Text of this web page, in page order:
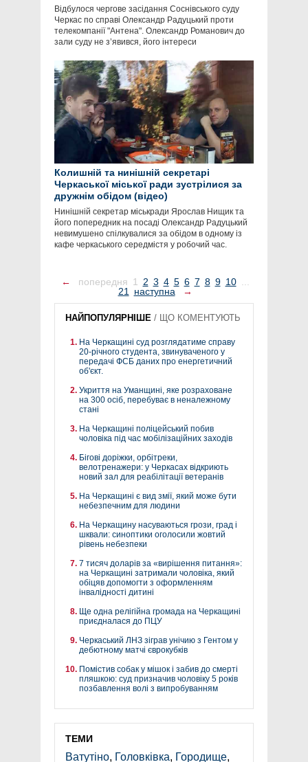
Відбулося чергове засідання Соснівського суду
Черкас по справі Олександр Радуцький проти
телекомпанії "Антена". Олександр Романович до
зали суду не з’явився, його інтереси
Колишній та нинішній секретарі
Черкаської міської ради зустрілися за
дружнім обідом (відео)
Нинішній секретар міськради Ярослав Нищик та
його попередник на посаді Олександр Радуцький
невимушено спілкувалися за обідом в одному із
кафе черкаського середмістя у робочий час.
← попередня 1 2 3 4 5 6 7 8 9 10 ...
21 наступна →
НАЙПОПУЛЯРНІШЕ / ЩО КОМЕНТУЮТЬ
На Черкащині суд розглядатиме справу
20-річного студента, звинуваченого у
передачі ФСБ даних про енергетичний
об'єкт.
Укриття на Уманщині, яке розраховане
на 300 осіб, перебуває в неналежному
стані
На Черкащині поліцейський побив
чоловіка під час мобілізаційних заходів
Бігові доріжки, орбітреки,
велотренажери: у Черкасах відкриють
новий зал для реабілітації ветеранів
На Черкащині є вид змії, який може бути
небезпечним для людини
На Черкащину насуваються грози, град і
шквали: синоптики оголосили жовтий
рівень небезпеки
7 тисяч доларів за «вирішення питання»:
на Черкащині затримали чоловіка, який
обіцяв допомогти з оформленням
інвалідності дитині
Ще одна релігійна громада на Черкащині
приєдналася до ПЦУ
Черкаський ЛНЗ зіграв унічию з Гентом у
дебютному матчі єврокубків
Помістив собак у мішок і забив до смерті
пляшкою: суд призначив чоловіку 5 років
позбавлення волі з випробуванням
ТЕМИ
Ватутіно, Головківка, Городище,